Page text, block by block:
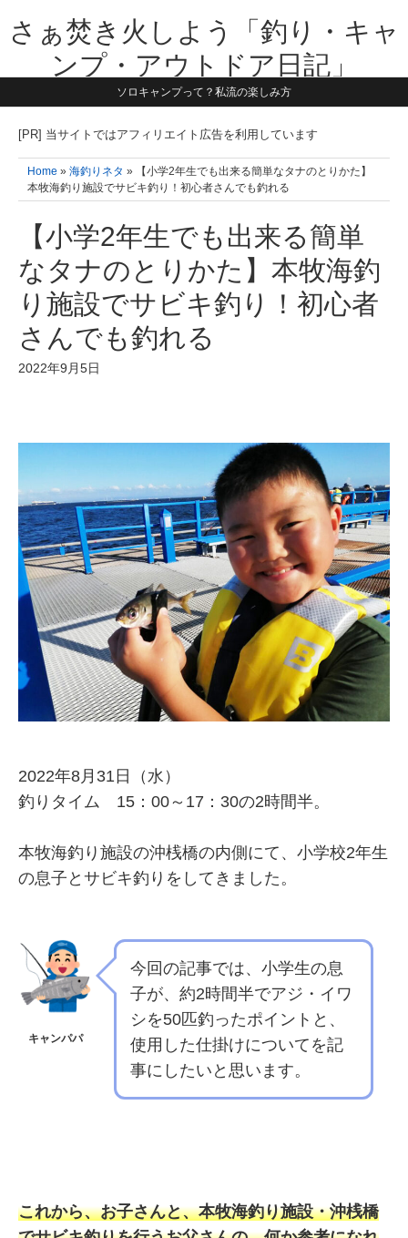
さぁ焚き火しよう「釣り・キャ
ンプ・アウトドア日記」
【テーマは子供と一緒に本気で遊ぶ】1981年うまれ・横浜在住。妻と3
す。同じ世代のお父さんに読んで頂けたら嬉しいです！よろしくお願い
ソロキャンプって？私流の楽しみ方
[PR] 当サイトではアフィリエイト広告を利用しています
Home » 海釣りネタ » 【小学2年生でも出来る簡単なタナのとりかた】
本牧海釣り施設でサビキ釣り！初心者さんでも釣れる
【小学2年生でも出来る簡単
なタナのとりかた】本牧海釣
り施設でサビキ釣り！初心者
さんでも釣れる
2022年9月5日
2022年8月31日（水）
釣りタイム 15：00～17：30の2時間半。
本牧海釣り施設の沖桟橋の内側にて、小学校2年生
の息子とサビキ釣りをしてきました。
キャンパパ
今回の記事では、小学生の息
子が、約2時間半でアジ・イワ
シを50匹釣ったポイントと、
使用した仕掛けについてを記
事にしたいと思います。
これから、お子さんと、本牧海釣り施設・沖桟橋